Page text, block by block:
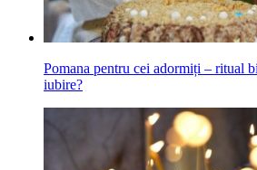
Pomana pentru cei adormiți ‒ ritual
iubire?